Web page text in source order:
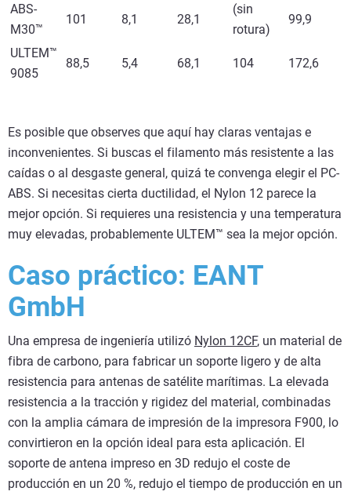
ABS-
M30™
101 8,1 28,1
(sin
rotura)
99,9
ULTEM™
9085
88,5 5,4 68,1 104 172,6
Es posible que observes que aquí hay claras ventajas e
inconvenientes. Si buscas el filamento más resistente a las
caídas o al desgaste general, quizá te convenga elegir el PC-
ABS. Si necesitas cierta ductilidad, el Nylon 12 parece la
mejor opción. Si requieres una resistencia y una temperatura
muy elevadas, probablemente ULTEM™ sea la mejor opción.
Caso práctico: EANT
GmbH
Una empresa de ingeniería utilizó Nylon 12CF, un material de
fibra de carbono, para fabricar un soporte ligero y de alta
resistencia para antenas de satélite marítimas. La elevada
resistencia a la tracción y rigidez del material, combinadas
con la amplia cámara de impresión de la impresora F900, lo
convirtieron en la opción ideal para esta aplicación. El
soporte de antena impreso en 3D redujo el coste de
producción en un 20 %, redujo el tiempo de producción en un